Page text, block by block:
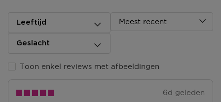
Leeftijd
Geslacht
Toon enkel reviews met afbeeldingen
Meest recent
6d geleden